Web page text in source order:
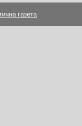
газета